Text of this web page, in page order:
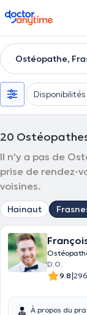
doctoranytime
Ostéopathe,
Disponibilités
20
Il n'y a pas de
prise de rendez-
voisines.
Hainaut
D.O.
9.8|
À propos du